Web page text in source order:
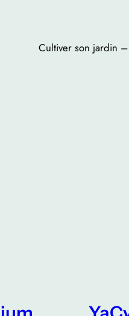
Cultiver son jardin